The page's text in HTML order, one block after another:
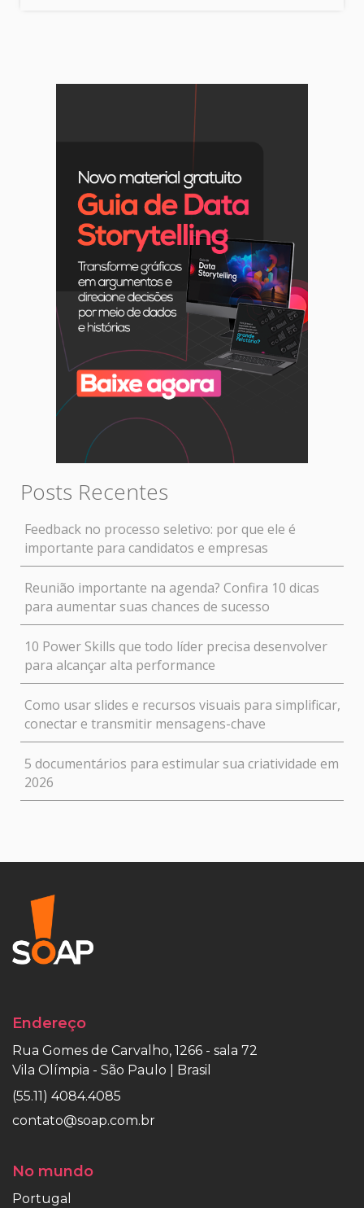
Posts Recentes
Feedback no processo seletivo: por que ele é
importante para candidatos e empresas
Reunião importante na agenda? Confira 10 dicas
para aumentar suas chances de sucesso
10 Power Skills que todo líder precisa desenvolver
para alcançar alta performance
Como usar slides e recursos visuais para simplificar,
conectar e transmitir mensagens-chave
5 documentários para estimular sua criatividade em
2026
Endereço
Rua Gomes de Carvalho, 1266 - sala 72
Vila Olímpia - São Paulo | Brasil
(55.11) 4084.4085
contato@soap.com.br
No mundo
Portugal